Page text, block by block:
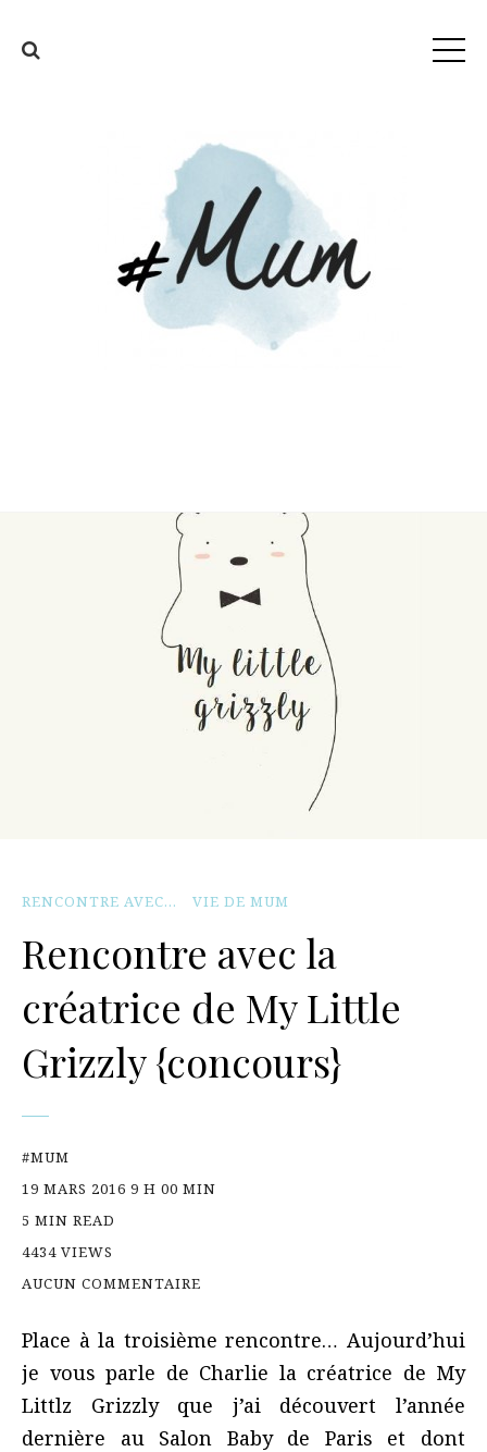
RENCONTRE AVEC... VIE DE MUM
Rencontre avec la
créatrice de My Little
Grizzly {concours}
#MUM
19 MARS 2016 9 H 00 MIN
5 MIN READ
4434 VIEWS
AUCUN COMMENTAIRE
Place à la troisième rencontre… Aujourd’hui
je vous parle de Charlie la créatrice de My
Littlz Grizzly que j’ai découvert l’année
dernière au Salon Baby de Paris et dont